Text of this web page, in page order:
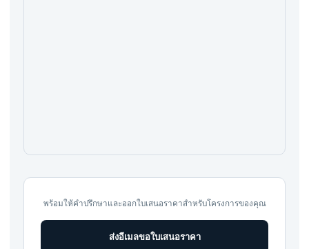
พร้อมให้คำปรึกษาและออกใบเสนอราคาสำหรับโครงการของคุณ
ส่งอีเมลขอใบเสนอราคา